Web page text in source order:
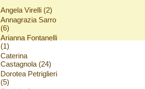
Angela Virelli(2)
Annagrazia Sarro
(6)
Arianna Fontanelli
(1)
Caterina
Castagnola(24)
Dorotea Petriglieri
(5)